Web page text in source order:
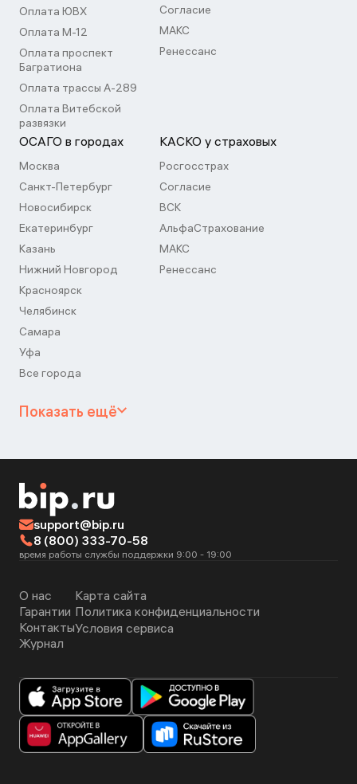
Оплата ЮВХ
Оплата М-12
Оплата проспект
Багратиона
Оплата трассы А-289
Оплата Витебской
развязки
Согласие
МАКС
Ренессанс
ОСАГО в городах
Москва
Санкт-Петербург
Новосибирск
Екатеринбург
Казань
Нижний Новгород
Красноярск
Челябинск
Самара
Уфа
Все города
КАСКО у страховых
Росгосстрах
Согласие
ВСК
АльфаСтрахование
МАКС
Ренессанс
Показать ещё
support@bip.ru
8 (800) 333-70-58
время работы службы поддержки 9:00 - 19:00
О нас
Гарантии
Контакты
Журнал
Карта сайта
Политика конфиденциальности
Условия сервиса